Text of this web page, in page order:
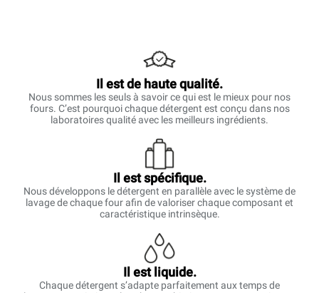
Il est de haute qualité.
Nous sommes les seuls à savoir ce qui est le mieux pour nos
fours. C’est pourquoi chaque détergent est conçu dans nos
laboratoires qualité avec les meilleurs ingrédients.
Il est spécifique.
Nous développons le détergent en parallèle avec le système de
lavage de chaque four afin de valoriser chaque composant et
caractéristique intrinsèque.
Il est liquide.
Chaque détergent s’adapte parfaitement aux temps de